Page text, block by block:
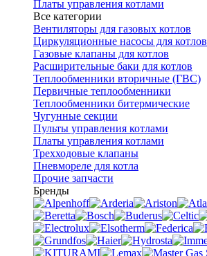
Платы управления котлами
Все категории
Вентиляторы для газовых котлов
Циркуляционные насосы для котлов
Газовые клапаны для котлов
Расширительные баки для котлов
Теплообменники вторичные (ГВС)
Первичные теплообменники
Теплообменники битермические
Чугунные секции
Пульты управления котлами
Платы управления котлами
Трехходовые клапаны
Пневмореле для котла
Прочие запчасти
Бренды